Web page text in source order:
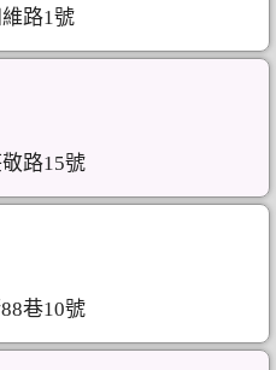
路1號
路15號
巷10號